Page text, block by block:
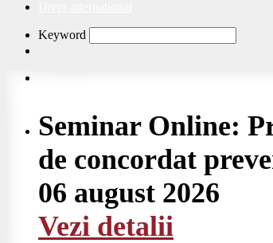
Keyword
Seminar Online:
de concordat
06 august 2026
Vezi detalii